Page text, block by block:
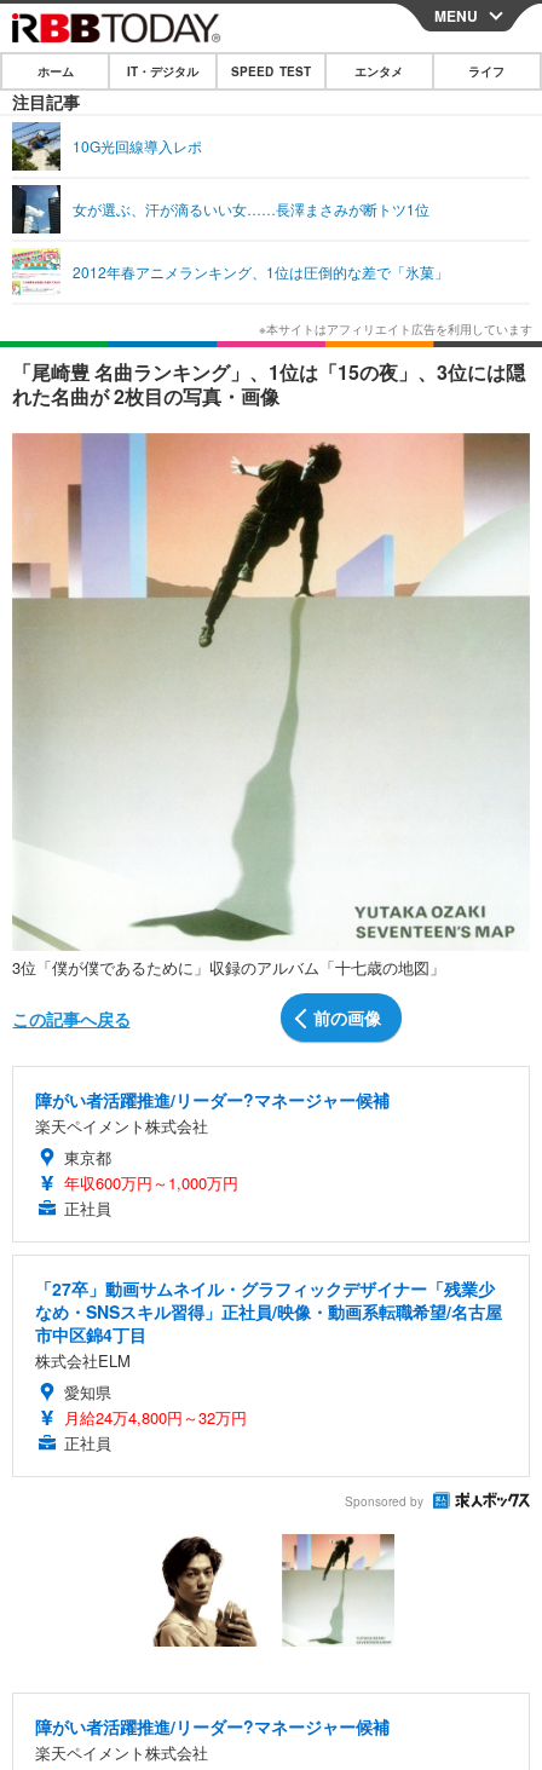
CLOSE
ホーム
IT・デジタル
ショッピング その他
SPEED TEST
エンタメ
エンタメTOP 映画・ドラマ
韓国・芸能
音楽 スポーツ
ライフ
ライフTOP グルメ
ペット ショッピング
その他
リリース一覧
プッシュ通知の停止方法
MENU
ホーム IT・デジタル SPEED TEST エンタメ ライフ
注目記事
10G光回線導入レポ
女が選ぶ、汗が滴るいい女……長澤まさみが断トツ1位
2012年春アニメランキング、1位は圧倒的な差で「氷菓」
「尾崎豊 名曲ランキング」、1位は「15の夜」、3位には隠
れた名曲が 2枚目の写真・画像
3位「僕が僕であるために」収録のアルバム「十七歳の地図」
前の画像
この記事へ戻る
障がい者活躍推進/リーダー?マネージャー候補
楽天ペイメント株式会社
東京都
年収600万円～1,000万円
正社員
「27卒」動画サムネイル・グラフィックデザイナー「残業少
なめ・SNSスキル習得」正社員/映像・動画系転職希望/名古屋
市中区錦4丁目
株式会社ELM
愛知県
月給24万4,800円～32万円
正社員
Sponsored by
障がい者活躍推進/リーダー?マネージャー候補
楽天ペイメント株式会社